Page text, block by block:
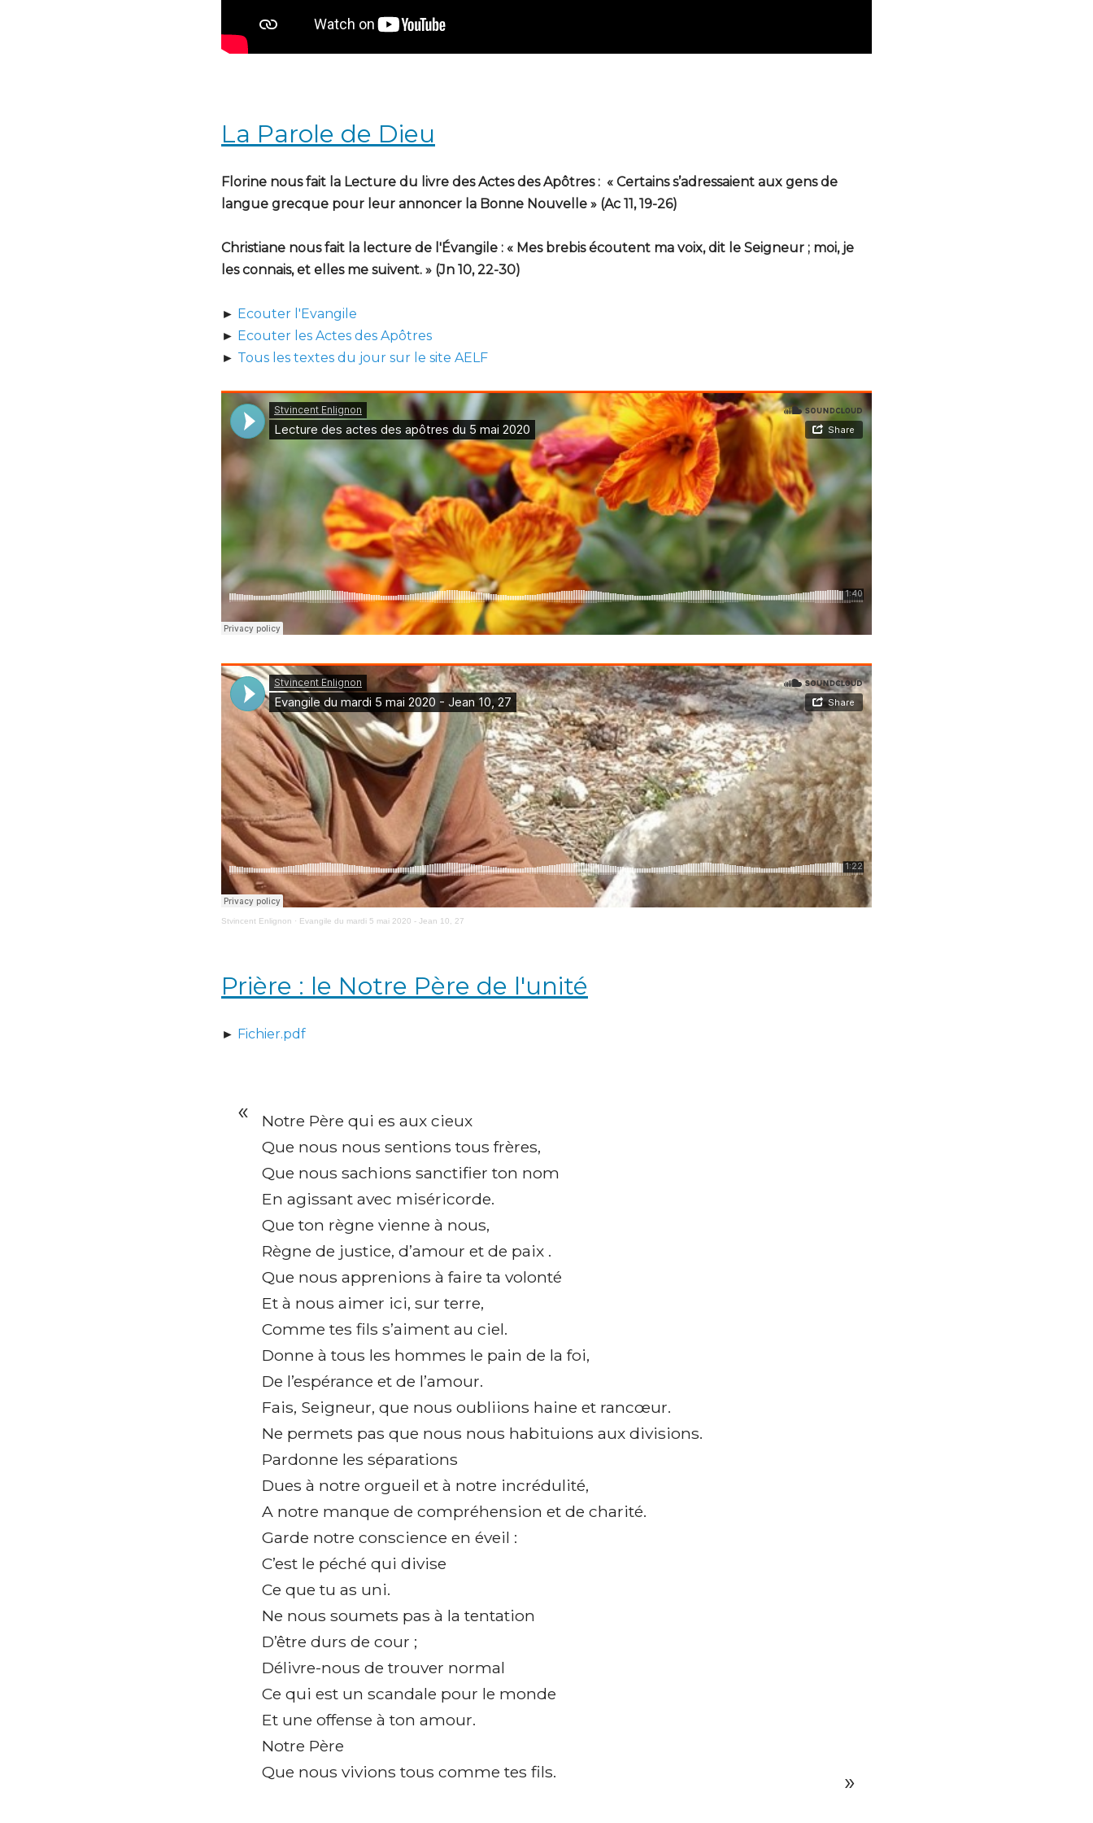
La Parole de Dieu
Florine nous fait la Lecture du livre des Actes des Apôtres : « Certains s’adressaient aux gens de
langue grecque pour leur annoncer la Bonne Nouvelle » (Ac 11, 19-26)
Christiane nous fait la lecture de l'Évangile : « Mes brebis écoutent ma voix, dit le Seigneur ; moi, je
les connais, et elles me suivent. » (Jn 10, 22-30)
► Ecouter l'Evangile
► Ecouter les Actes des Apôtres
► Tous les textes du jour sur le site AELF
Stvincent Enlignon · Evangile du mardi 5 mai 2020 - Jean 10, 27
Prière : le Notre Père de l'unité
► Fichier.pdf
Notre Père qui es aux cieux
Que nous nous sentions tous frères,
Que nous sachions sanctifier ton nom
En agissant avec miséricorde.
Que ton règne vienne à nous,
Règne de justice, d’amour et de paix .
Que nous apprenions à faire ta volonté
Et à nous aimer ici, sur terre,
Comme tes fils s’aiment au ciel.
Donne à tous les hommes le pain de la foi,
De l’espérance et de l’amour.
Fais, Seigneur, que nous oubliions haine et rancœur.
Ne permets pas que nous nous habituions aux divisions.
Pardonne les séparations
Dues à notre orgueil et à notre incrédulité,
A notre manque de compréhension et de charité.
Garde notre conscience en éveil :
C’est le péché qui divise
Ce que tu as uni.
Ne nous soumets pas à la tentation
D’être durs de cour ;
Délivre-nous de trouver normal
Ce qui est un scandale pour le monde
Et une offense à ton amour.
Notre Père
Que nous vivions tous comme tes fils.